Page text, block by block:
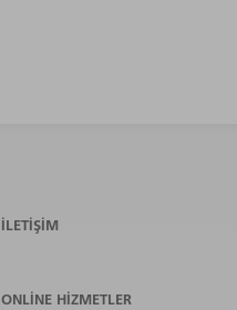
İLETIŞIM
ONLINE HIZMETLER